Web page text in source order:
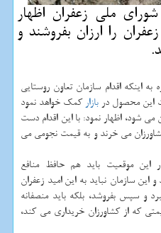
ملی زعفران اظهار
را ارزان بفروشند و
اینكه اقدام سازمان تعاون روستایی
این محصول در بازاركمك خواهد نمود
شود، اظهار نمود: با این اقدام دست
می خرند و به قیمت نجومی می
این موقعیت باید هم حافظ منافع
این سازمان نباید به این امید زعفران
و سپس بفروشد، بلكه باید منصفانه
كه از كشاورزان خریداری می كند،